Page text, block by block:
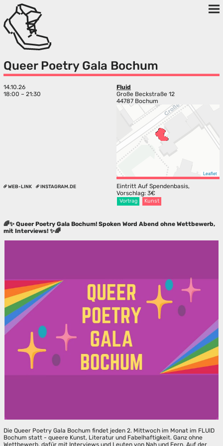
Queer Poetry Gala Bochum
14.10.26
18:00 – 21:30
Fluid
Große Beckstraße 12
44787 Bochum
Leaflet
WEB-LINK INSTAGRAM.DE
Eintritt Auf Spendenbasis,
Vorschlag: 3€
Vortrag Kunst
🌈✨ Queer Poetry Gala Bochum! Spoken Word Abend ohne Wettbewerb,
mit Interviews! ✨🌈
Die Queer Poetry Gala Bochum findet jeden 2. Mittwoch im Monat im FLUID
Bochum statt - queere Kunst, Literatur und Fabelhaftigkeit. Ganz ohne
Wettbewerb, dafür mit Interviews und Leuten von Nah und Fern. Auf der